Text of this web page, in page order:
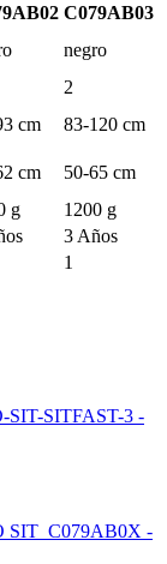
C079AB03
negro
2
cm
83-120 cm
cm
50-65 cm
g
1200 g
3 Años
1
SIT-SITFAST-3 -
SIT_C079AB0X -